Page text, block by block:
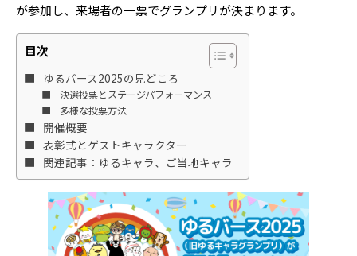
が参加し、来場者の一票でグランプリが決まります。
目次
ゆるバース2025の見どころ
決選投票とステージパフォーマンス
多様な投票方法
開催概要
表彰式とゲストキャラクター
関連記事：ゆるキャラ、ご当地キャラ